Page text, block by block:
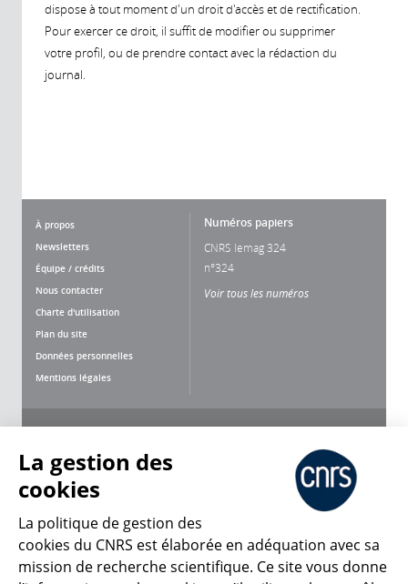
dispose à tout moment d'un droit d'accès et de rectification.
Pour exercer ce droit, il suffit de modifier ou supprimer
votre profil, ou de prendre contact avec la rédaction du
journal.
À propos
Newsletters
Équipe / crédits
Nous contacter
Charte d'utilisation
Plan du site
Données personnelles
Mentions légales
Numéros papiers
CNRS lemag 324
n°324
Voir tous les numéros
CNRS Le Mag
La gestion des
cookies
La politique de gestion des
cookies du CNRS est élaborée en adéquation avec sa
mission de recherche scientifique. Ce site vous donne